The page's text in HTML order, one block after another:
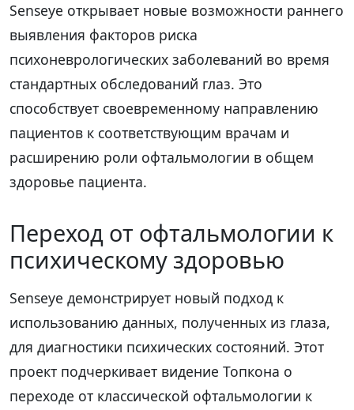
Senseye открывает новые возможности раннего
выявления факторов риска
психоневрологических заболеваний во время
стандартных обследований глаз. Это
способствует своевременному направлению
пациентов к соответствующим врачам и
расширению роли офтальмологии в общем
здоровье пациента.
Переход от офтальмологии к
психическому здоровью
Senseye демонстрирует новый подход к
использованию данных, полученных из глаза,
для диагностики психических состояний. Этот
проект подчеркивает видение Топкона о
переходе от классической офтальмологии к